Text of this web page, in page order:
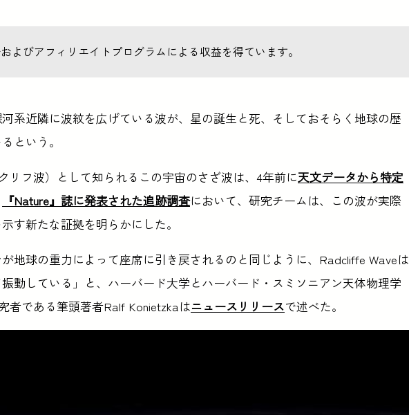
よびアフィリエイトプログラムによる収益を得ています。
系近隣に波紋を広げている波が、星の誕生と死、そしておそらく地球の歴
という。
クリフ波）として知られるこの宇宙のさざ波は、4年前に天文データから特定
『Nature』誌に発表された追跡調査において、研究チームは、この波が実際
す新たな証拠を明らかにした。
が地球の重力によって座席に引き戻されるのと同じように、Radcliffe Waveは
動している」と、ハーバード大学とハーバード・スミソニアン天体物理学
者である筆頭著者Ralf Konietzkaはニュースリリースで述べた。